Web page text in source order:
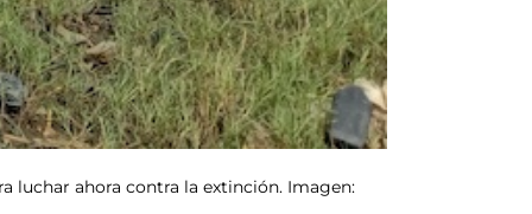
luchar ahora contra la extinción. Imagen: